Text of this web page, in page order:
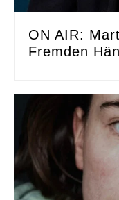
ON AIR:
Fremden